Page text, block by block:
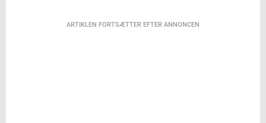
ARTIKLEN FORTSÆTTER EFTER ANNONCEN